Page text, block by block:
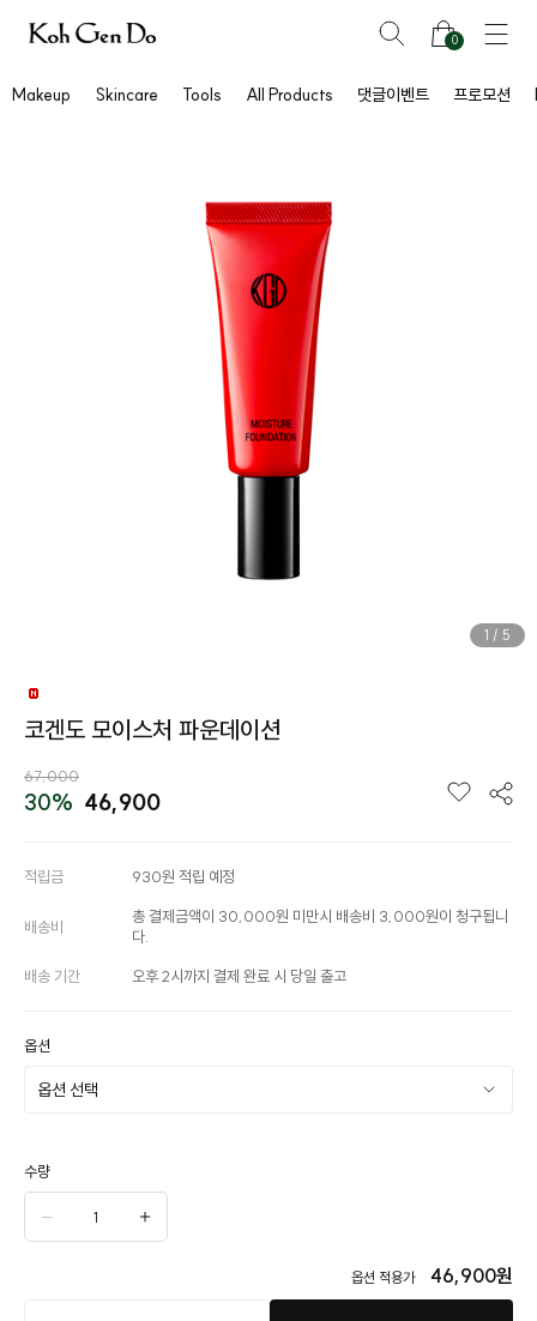
0
Makeup Skincare Tools All Products 댓글이벤트 프로모션
1 / 5
코겐도 모이스처 파운데이션
67,000
30% 46,900
적립금 930원 적립 예정
배송비
총 결제금액이 30,000원 미만시 배송비 3,000원이 청구됩니
다.
배송 기간 오후 2시까지 결제 완료 시 당일 출고
옵션
수량
옵션 적용가 46,900원